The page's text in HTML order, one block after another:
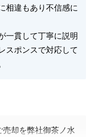
相違もあり不信感に
一貫して丁寧に説明
スポンスで対応して
却を弊社御茶ノ水